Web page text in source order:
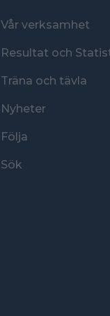
Vår verksamhet
Resultat och
Träna och tävla
Nyheter
Följa
Sök